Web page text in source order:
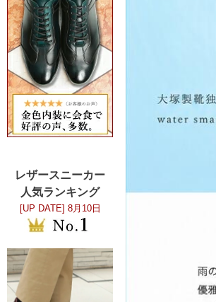
レザースニーカー
人気ランキング
[UP DATE] 8月10日